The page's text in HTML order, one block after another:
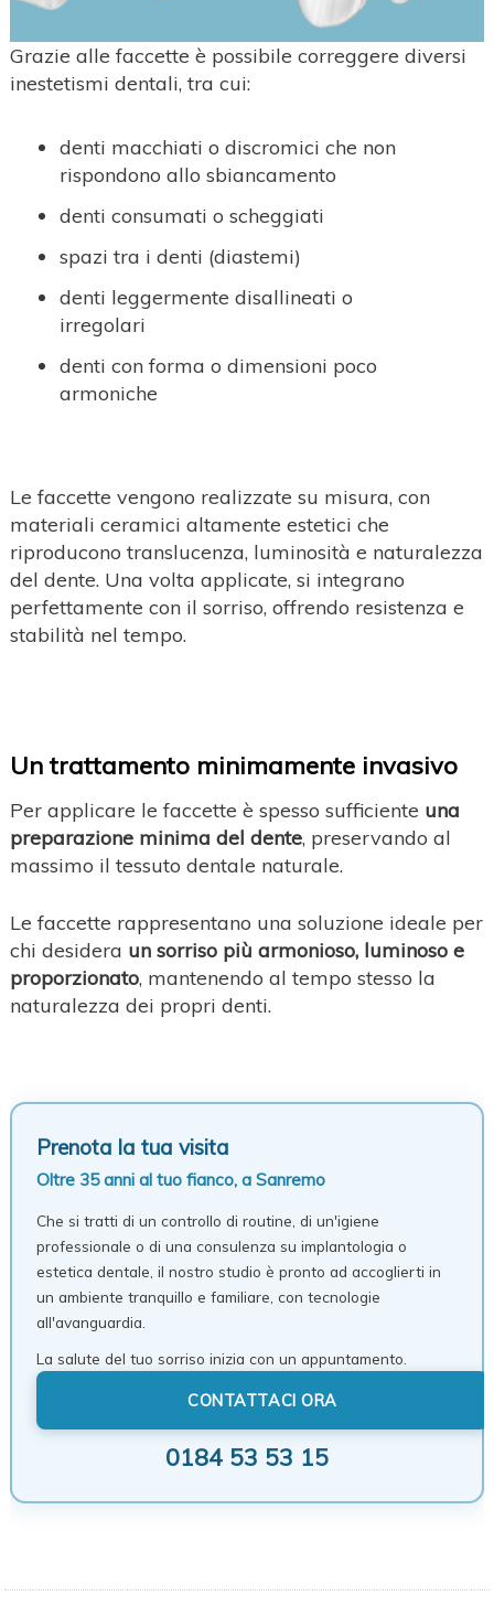
Grazie alle faccette è possibile correggere diversi
inestetismi dentali, tra cui:
denti macchiati o discromici che non
rispondono allo sbiancamento
denti consumati o scheggiati
spazi tra i denti (diastemi)
denti leggermente disallineati o
irregolari
denti con forma o dimensioni poco
armoniche
Le faccette vengono realizzate su misura, con
materiali ceramici altamente estetici che
riproducono translucenza, luminosità e naturalezza
del dente. Una volta applicate, si integrano
perfettamente con il sorriso, offrendo resistenza e
stabilità nel tempo.
Un trattamento minimamente invasivo
Per applicare le faccette è spesso sufficiente una
preparazione minima del dente, preservando al
massimo il tessuto dentale naturale.
Le faccette rappresentano una soluzione ideale per
chi desidera un sorriso più armonioso, luminoso e
proporzionato, mantenendo al tempo stesso la
naturalezza dei propri denti.
Prenota la tua visita
Oltre 35 anni al tuo fianco, a Sanremo
Che si tratti di un controllo di routine, di un'igiene
professionale o di una consulenza su implantologia o
estetica dentale, il nostro studio è pronto ad accoglierti in
un ambiente tranquillo e familiare, con tecnologie
all'avanguardia.
La salute del tuo sorriso inizia con un appuntamento.
CONTATTACI ORA
0184 53 53 15